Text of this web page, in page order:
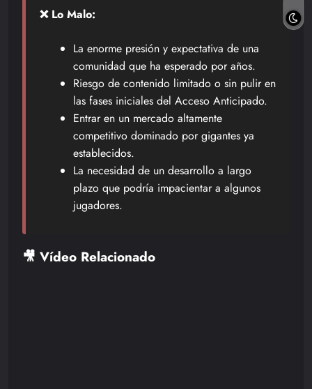
❌ Lo Malo:
La enorme presión y expectativa de una
comunidad que ha esperado por años.
Riesgo de contenido limitado o sin pulir en
las fases iniciales del Acceso Anticipado.
Entrar en un mercado altamente
competitivo dominado por gigantes ya
establecidos.
La necesidad de un desarrollo a largo
plazo que podría impacientar a algunos
jugadores.
🎥 Vídeo Relacionado